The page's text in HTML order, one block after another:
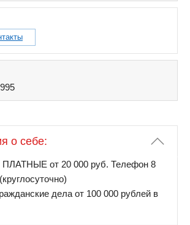
о себе:
ПЛАТНЫЕ от 20 000 руб. Телефон 8
дела от 100 000 рублей в